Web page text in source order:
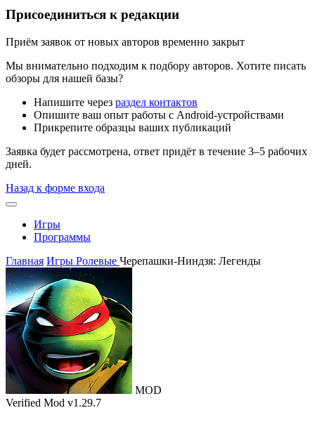
Присоединиться к редакции
Приём заявок от новых авторов временно закрыт
Мы внимательно подходим к подбору авторов. Хотите писать
обзоры для нашей базы?
Напишите через раздел контактов
Опишите ваш опыт работы с Android-устройствами
Прикрепите образцы ваших публикаций
Заявка будет рассмотрена, ответ придёт в течение 3–5 рабочих
дней.
Назад к форме входа
Игры
Программы
Главная Игры Ролевые Черепашки-Ниндзя: Легенды
MOD
Verified Mod v1.29.7